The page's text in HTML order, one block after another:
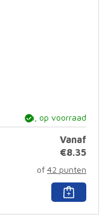
ja, op voorraad
Vanaf
€8.35
of 42 punten
Dit